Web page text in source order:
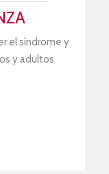
el síndrome y
y adultos